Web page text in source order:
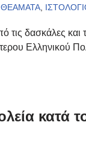
ΘΕΑΜΑΤΑ
τις δασκάλες
Ελληνικού
κατά